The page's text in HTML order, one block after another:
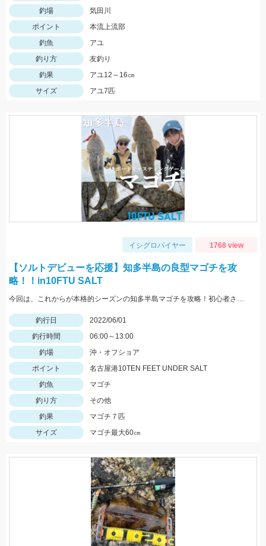
釣場
気田川
ポイント
本流上流部
釣魚
アユ
釣り方
友釣り
釣果
アユ12～16㎝
サイズ
アユ7匹
イシグロバイヤー 1768 view
【ソルトデビューを応援】知多半島の良型マゴチを攻
略！！in10FTU SALT
今回は、これからが本格的シーズンの知多半島マゴチを攻略！初心者さんでも釣りやすいボートのマゴチゲームがおすすめです！！
釣行日
2022/06/01
釣行時間
06:00～13:00
釣場
沖・オフショア
ポイント
名古屋港10TEN FEET UNDER SALT
釣魚
マゴチ
釣り方
その他
釣果
マゴチ７匹
サイズ
マゴチ最大60㎝